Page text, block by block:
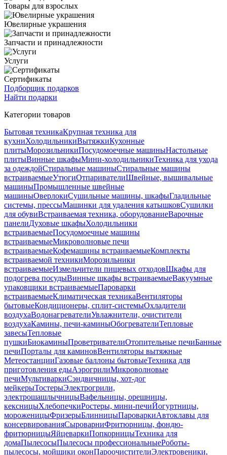
Товары для взрослых
Ювелирные украшения
Запчасти и принадлежности
Услуги
Сертификаты
Подборщик подарков
Найти подарки
Категории товаров
Бытовая техникаКрупная техника для
кухниХолодильникиВытяжкиКухонные
плитыМорозильникиПосудомоечные машиныНастольные
плитыВинные шкафыМини-холодильникиТехника для ухода
за одеждойСтиральные машиныСтиральные машины
встраиваемыеУтюгиОтпаривателиШвейные, вышивальные
машиныПромышленные швейные
машиныОверлокиСушильные машины, шкафыГладильные
системы, прессыМашинки для удаления катышковСушилки
для обувиВстраиваемая техника, оборудованиеВарочные
панелиДуховые шкафыХолодильники
встраиваемыеПосудомоечные машины
встраиваемыеМикроволновые печи
встраиваемыеКофемашины встраиваемыеКомплекты
встраиваемой техникиМорозильники
встраиваемыеИзмельчители пищевых отходовШкафы для
подогрева посудыВинные шкафы встраиваемыеВакуумные
упаковщики встраиваемыеПароварки
встраиваемыеКлиматическая техникаВентиляторы
бытовыеКондиционеры, сплит-системыОхладители
воздухаВодонагревателиУвлажнители, очистители
воздухаКамины, печи-каминыОбогревателиТепловые
завесыТепловые
пушкиБиокаминыПроветривателиОтопительные печиБанные
печиПорталы для каминовВентиляторы вытяжные
МетеостанцииГазовые баллоны бытовыеТехника для
приготовления едыАэрогрилиМикроволновые
печиМультиваркиСэндвичницы, хот-дог
мейкерыТостерыЭлектрогрили,
электрошашлычницыВафельницы, орешницы,
кексницыХлебопечкиРостеры, мини-печиЙогуртницы,
мороженицыФризерыБлинницыПароваркиАвтоклавы для
консервированияСыроварниФритюрницы, фондю-
фритюрницыЯйцеваркиПопкорницыТехника для
домаПылесосыПылесосы профессиональныеРоботы-
пылесосы, мойщики оконПароочистителиЭлектровеники,